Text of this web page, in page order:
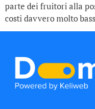
parte dei fruitori alla
costi davvero molto